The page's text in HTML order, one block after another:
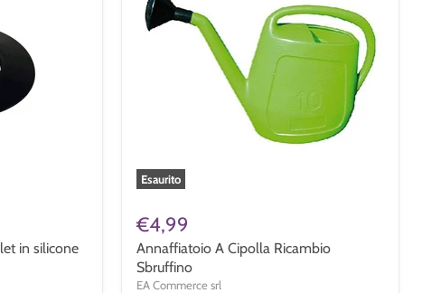
in silicone
Esaurito
€4,99
Annaffiatoio A Cipolla Ricambio
Sbruffino
EA Commerce srl